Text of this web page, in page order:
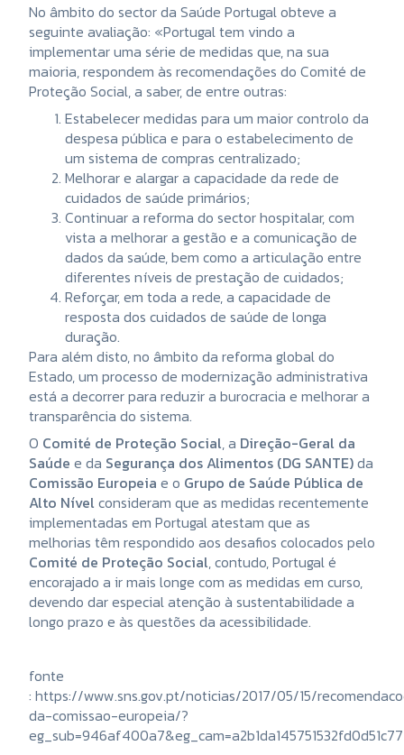
No âmbito do sector da Saúde Portugal obteve a
seguinte avaliação: «Portugal tem vindo a
implementar uma série de medidas que, na sua
maioria, respondem às recomendações do Comité de
Proteção Social, a saber, de entre outras:
Estabelecer medidas para um maior controlo da
despesa pública e para o estabelecimento de
um sistema de compras centralizado;
Melhorar e alargar a capacidade da rede de
cuidados de saúde primários;
Continuar a reforma do sector hospitalar, com
vista a melhorar a gestão e a comunicação de
dados da saúde, bem como a articulação entre
diferentes níveis de prestação de cuidados;
Reforçar, em toda a rede, a capacidade de
resposta dos cuidados de saúde de longa
duração.
Para além disto, no âmbito da reforma global do
Estado, um processo de modernização administrativa
está a decorrer para reduzir a burocracia e melhorar a
transparência do sistema.
O Comité de Proteção Social, a Direção-Geral da
Saúde e da Segurança dos Alimentos (DG SANTE)da
Comissão Europeia e o Grupo de Saúde Pública de
Alto Nível consideram que as medidas recentemente
implementadas em Portugal atestam que as
melhorias têm respondido aos desafios colocados pelo
Comité de Proteção Social, contudo, Portugal é
encorajado a ir mais longe com as medidas em curso,
devendo dar especial atenção à sustentabilidade a
longo prazo e às questões da acessibilidade.
fonte
: https://www.sns.gov.pt/noticias/2017/05/15/
da-comissao-europeia/?